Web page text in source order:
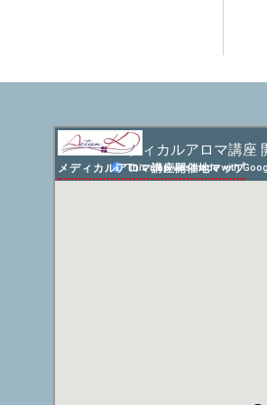
メディカルアロマ講座開催地マップ